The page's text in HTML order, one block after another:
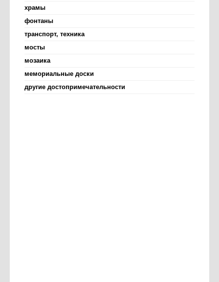
храмы
фонтаны
транспорт, техника
мосты
мозаика
мемориальные доски
другие достопримечательности